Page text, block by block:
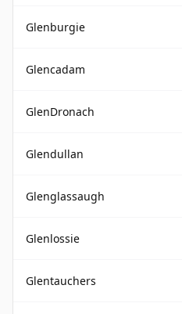
Glenburgie
Glencadam
GlenDronach
Glendullan
Glenglassaugh
Glenlossie
Glentauchers